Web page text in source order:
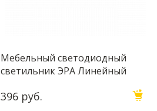
Мебельный светодиодный
светильник ЭРА Линейный
396 руб.